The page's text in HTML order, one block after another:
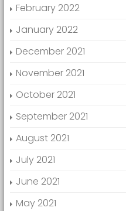
February 2022
January 2022
December 2021
November 2021
October 2021
September 2021
August 2021
July 2021
June 2021
May 2021